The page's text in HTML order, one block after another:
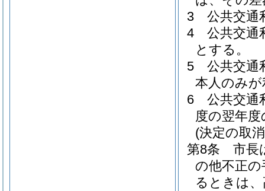
3
公共交通
4
公共交通
とする。
5
公共交通
本人のみ
6
公共交通
度の翌年
(決定の取
第8条
市長
の他不正
るときは